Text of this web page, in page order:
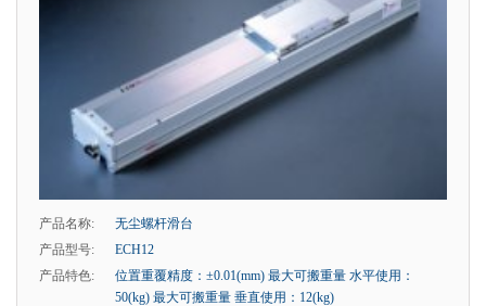
产品名称:
无尘螺杆滑台
产品型号:
ECH12
产品特色:
位置重覆精度：±0.01(mm) 最大可搬重量 水平使用：
50(kg) 最大可搬重量 垂直使用：12(kg)